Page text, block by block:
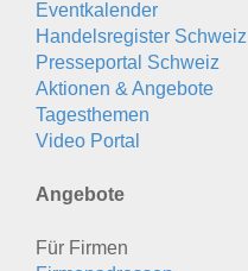
Eventkalender
Handelsregister Schweiz
Presseportal Schweiz
Aktionen & Angebote
Tagesthemen
Video Portal
Angebote
Für Firmen